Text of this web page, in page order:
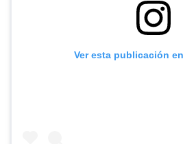
Ver esta publicación